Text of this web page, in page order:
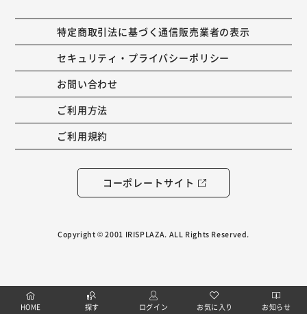
特定商取引法に基づく通信販売業者の表示
セキュリティ・プライバシーポリシー
お問い合わせ
ご利用方法
ご利用規約
コーポレートサイト
Copyright © 2001 IRISPLAZA. ALL Rights Reserved.
HOME 探す ログイン お気に入り お知らせ